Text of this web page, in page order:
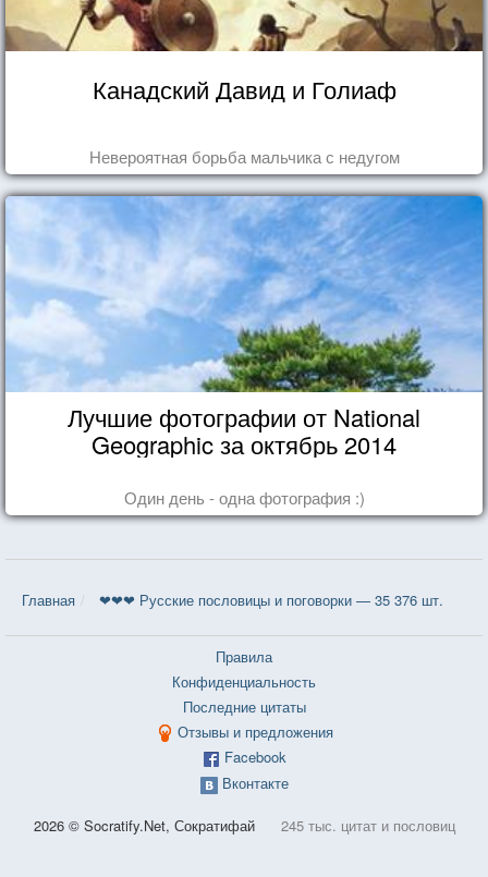
Канадский Давид и Голиаф
Невероятная борьба мальчика с недугом
Лучшие фотографии от National
Geographic за октябрь 2014
Один день - одна фотография :)
Главная ❤❤❤ Русские пословицы и поговорки — 35 376 шт.
Правила
Конфиденциальность
Последние цитаты
Отзывы и предложения
Facebook
Вконтакте
2026 © Socratify.Net, Сократифай 245 тыс. цитат и пословиц